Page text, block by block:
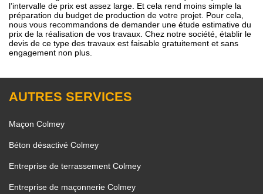
l’intervalle de prix est assez large. Et cela rend moins simple la
préparation du budget de production de votre projet. Pour cela,
nous vous recommandons de demander une étude estimative du
prix de la réalisation de vos travaux. Chez notre société, établir le
devis de ce type des travaux est faisable gratuitement et sans
engagement non plus.
AUTRES SERVICES
Maçon Colmey
Béton désactivé Colmey
Entreprise de terrassement Colmey
Entreprise de maçonnerie Colmey